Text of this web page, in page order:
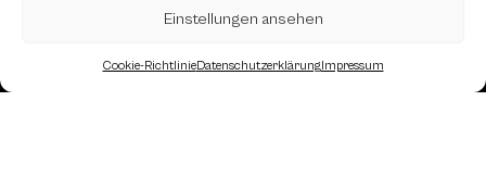
Einstellungen ansehen
Cookie-RichtlinieDatenschutzerklärungImpressum